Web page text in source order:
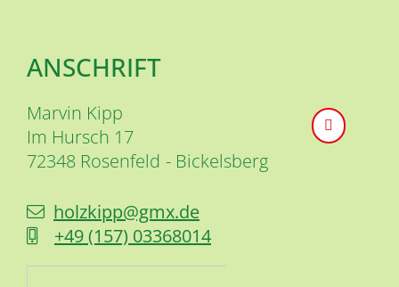
ANSCHRIFT
Marvin Kipp
Bickelsberg
Im Hursch 17
72348 Rosenfeld
holzkipp@gmx.de
+49 (157) 03368014